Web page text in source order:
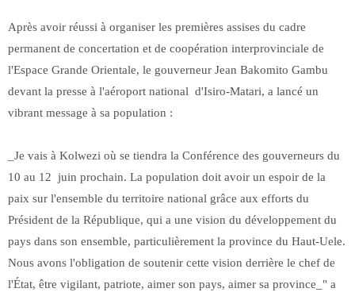
Après avoir réussi à organiser les premières assises du cadre
permanent de concertation et de coopération interprovinciale de
l'Espace Grande Orientale, le gouverneur Jean Bakomito Gambu
devant la presse à l'aéroport national d'Isiro-Matari, a lancé un
vibrant message à sa population :
_Je vais à Kolwezi où se tiendra la Conférence des gouverneurs du
10 au 12 juin prochain. La population doit avoir un espoir de la
paix sur l'ensemble du territoire national grâce aux efforts du
Président de la République, qui a une vision du développement du
pays dans son ensemble, particulièrement la province du Haut-Uele.
Nous avons l'obligation de soutenir cette vision derrière le chef de
l'État, être vigilant, patriote, aimer son pays, aimer sa province_" a